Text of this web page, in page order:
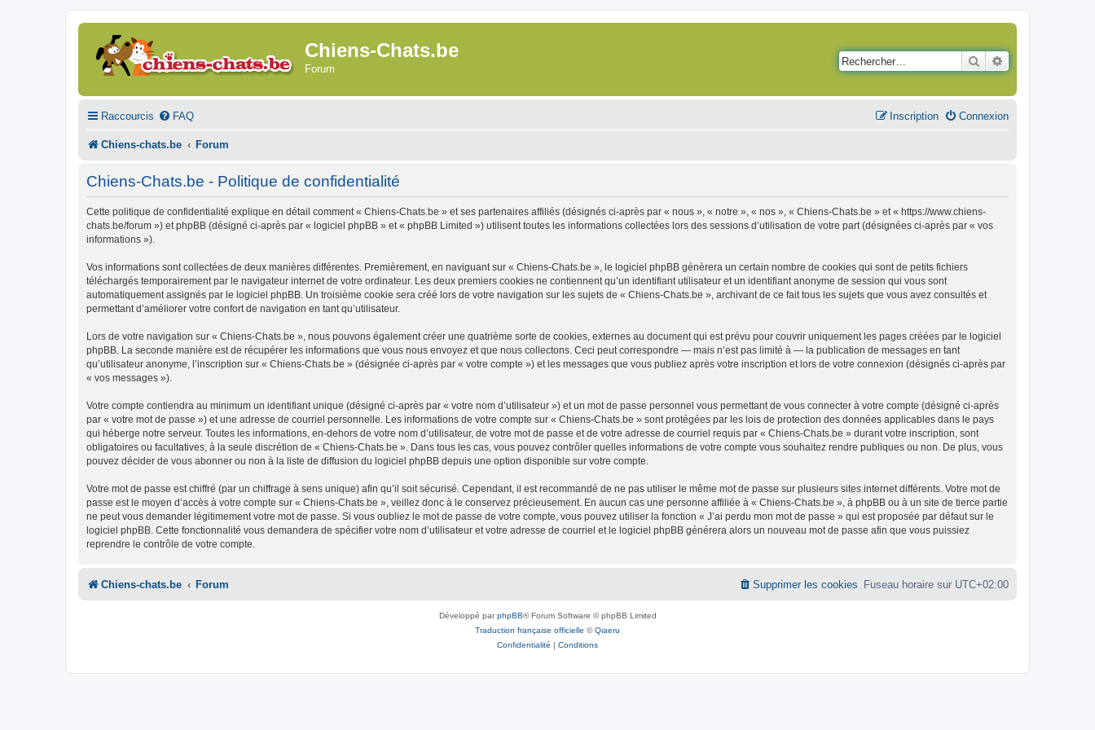
Chiens-Chats.be
Forum
Rechercher
Raccourcis FAQ Connexion
Inscription
Chiens-chats.be Forum
Chiens-Chats.be - Politique de confidentialité
Cette politique de confidentialité explique en détail comment « Chiens-Chats.be » et ses partenaires affiliés (désignés ci-après par « nous », « notre », « nos », « Chiens-Chats.be » et « https://www.chiens-
chats.be/forum ») et phpBB (désigné ci-après par « logiciel phpBB » et « phpBB Limited ») utilisent toutes les informations collectées lors des sessions d’utilisation de votre part (désignées ci-après par « vos
informations »).
Vos informations sont collectées de deux manières différentes. Premièrement, en naviguant sur « Chiens-Chats.be », le logiciel phpBB génèrera un certain nombre de cookies qui sont de petits fichiers
téléchargés temporairement par le navigateur internet de votre ordinateur. Les deux premiers cookies ne contiennent qu’un identifiant utilisateur et un identifiant anonyme de session qui vous sont
automatiquement assignés par le logiciel phpBB. Un troisième cookie sera créé lors de votre navigation sur les sujets de « Chiens-Chats.be », archivant de ce fait tous les sujets que vous avez consultés et
permettant d’améliorer votre confort de navigation en tant qu’utilisateur.
Lors de votre navigation sur « Chiens-Chats.be », nous pouvons également créer une quatrième sorte de cookies, externes au document qui est prévu pour couvrir uniquement les pages créées par le logiciel
phpBB. La seconde manière est de récupérer les informations que vous nous envoyez et que nous collectons. Ceci peut correspondre — mais n’est pas limité à — la publication de messages en tant
qu’utilisateur anonyme, l’inscription sur « Chiens-Chats.be » (désignée ci-après par « votre compte ») et les messages que vous publiez après votre inscription et lors de votre connexion (désignés ci-après par
« vos messages »).
Votre compte contiendra au minimum un identifiant unique (désigné ci-après par « votre nom d’utilisateur ») et un mot de passe personnel vous permettant de vous connecter à votre compte (désigné ci-après
par « votre mot de passe ») et une adresse de courriel personnelle. Les informations de votre compte sur « Chiens-Chats.be » sont protégées par les lois de protection des données applicables dans le pays
qui héberge notre serveur. Toutes les informations, en-dehors de votre nom d’utilisateur, de votre mot de passe et de votre adresse de courriel requis par « Chiens-Chats.be » durant votre inscription, sont
obligatoires ou facultatives, à la seule discrétion de « Chiens-Chats.be ». Dans tous les cas, vous pouvez contrôler quelles informations de votre compte vous souhaitez rendre publiques ou non. De plus, vous
pouvez décider de vous abonner ou non à la liste de diffusion du logiciel phpBB depuis une option disponible sur votre compte.
Votre mot de passe est chiffré (par un chiffrage à sens unique) afin qu’il soit sécurisé. Cependant, il est recommandé de ne pas utiliser le même mot de passe sur plusieurs sites internet différents. Votre mot de
passe est le moyen d’accès à votre compte sur « Chiens-Chats.be », veillez donc à le conservez précieusement. En aucun cas une personne affiliée à « Chiens-Chats.be », à phpBB ou à un site de tierce partie
ne peut vous demander légitimement votre mot de passe. Si vous oubliez le mot de passe de votre compte, vous pouvez utiliser la fonction « J’ai perdu mon mot de passe » qui est proposée par défaut sur le
logiciel phpBB. Cette fonctionnalité vous demandera de spécifier votre nom d’utilisateur et votre adresse de courriel et le logiciel phpBB générera alors un nouveau mot de passe afin que vous puissiez
reprendre le contrôle de votre compte.
Chiens-chats.be Forum Fuseau horaire sur UTC+02:00
Supprimer les cookies
Développé parphpBB® Forum Software © phpBB Limited
Traduction française officielle ©Qiaeru
Confidentialité | Conditions